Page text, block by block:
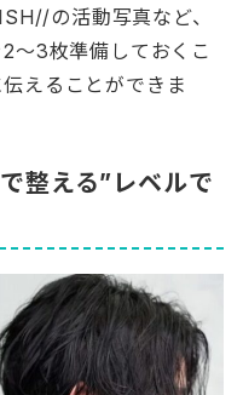
の活動写真など、
〜3枚準備しておくこ
えることができま
整える”レベルで